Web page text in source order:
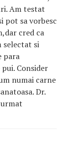
Am testat
pot sa vorbesc
cred ca
selectat si
para
Consider
numai carne
Dr.